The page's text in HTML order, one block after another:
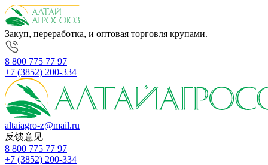
Закуп, переработка, и оптовая торговля крупами.
8 800 775 77 97
+7 (3852) 200-334
altaiagro-z@mail.ru
反馈意见
8 800 775 77 97
+7 (3852) 200-334